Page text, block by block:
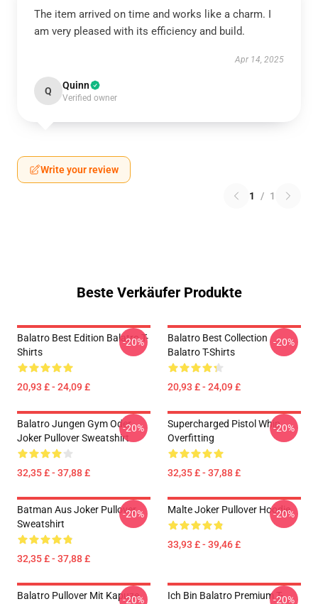
The item arrived on time and works like a charm. I
am very pleased with its efficiency and build.
Apr 14, 2025
Q Quinn
Verified owner
Write your review
1 / 1
Beste Verkäufer Produkte
Balatro Best Edition Balatro T-
Shirts
20,93 £ - 24,09 £
-20%
Balatro Best Collection
Balatro T-Shirts
20,93 £ - 24,09 £
-20%
Balatro Jungen Gym Oder
Joker Pullover Sweatshirt
32,35 £ - 37,88 £
-20%
Supercharged Pistol Whip
Overfitting
32,35 £ - 37,88 £
-20%
Batman Aus Joker Pullover
Sweatshirt
32,35 £ - 37,88 £
-20% Malte Joker Pullover Hoodie
33,93 £ - 39,46 £
-20%
Balatro Pullover Mit Kapuze
-20%
Ich Bin Balatro Premium T--20%